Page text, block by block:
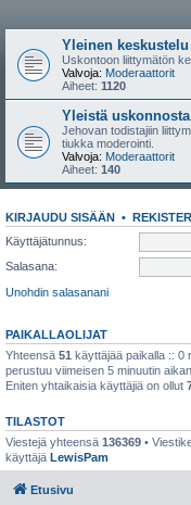
Yleinen keskustelu
Uskontoon liittymätön
Valvoja: Moderaattorit
Aiheet: 1120
Yleistä uskonnosta
Jehovan todistajiin
tiukka moderointi.
Valvoja: Moderaattorit
Aiheet: 140
KIRJAUDU SISÄÄN •
Käyttäjätunnus:
Salasana:
Unohdin salasanani
PAIKALLAOLIJAT
Yhteensä 51 käyttäjää paikalla :: 0
perustuu viimeisen 5 minuutin
Eniten yhtaikaisia käyttäjiä on ollut
TILASTOT
Viestejä yhteensä 136369 •
käyttäjä LewisPam
Etusivu